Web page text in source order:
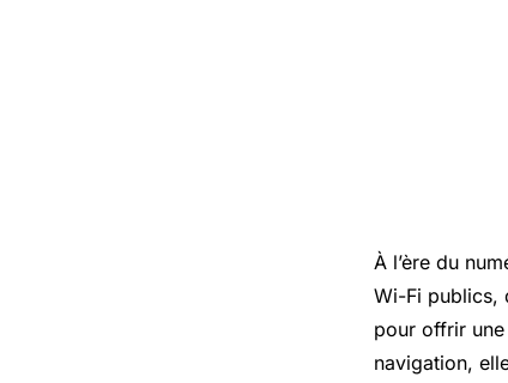
À l’ère du
Wi-Fi publics,
pour offrir
navigation,